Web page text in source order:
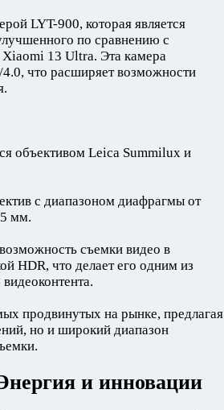
LYT-900, которая является
по сравнению с
13 Ultra. Эта камера
что расширяет возможности
объективом Leica Summilux и
с диапазоном диафрагмы от
мм.
съемки видео в
HDR, что делает его одним из
продвинутых на рынке, предлагая
но и широкий диапазон
и инновации